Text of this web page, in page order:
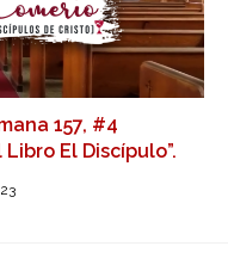
157, #4
El Discípulo”.